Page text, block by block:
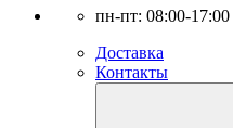
пн-пт: 08:00-17:00
Доставка
Контакты